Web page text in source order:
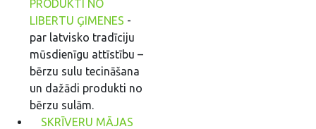
PRODUKTI NO
LIBERTU ĢIMENES -
par latvisko tradīciju
mūsdienīgu attīstību –
bērzu sulu tecināšana
un dažādi produkti no
bērzu sulām.
SKRĪVERU MĀJAS